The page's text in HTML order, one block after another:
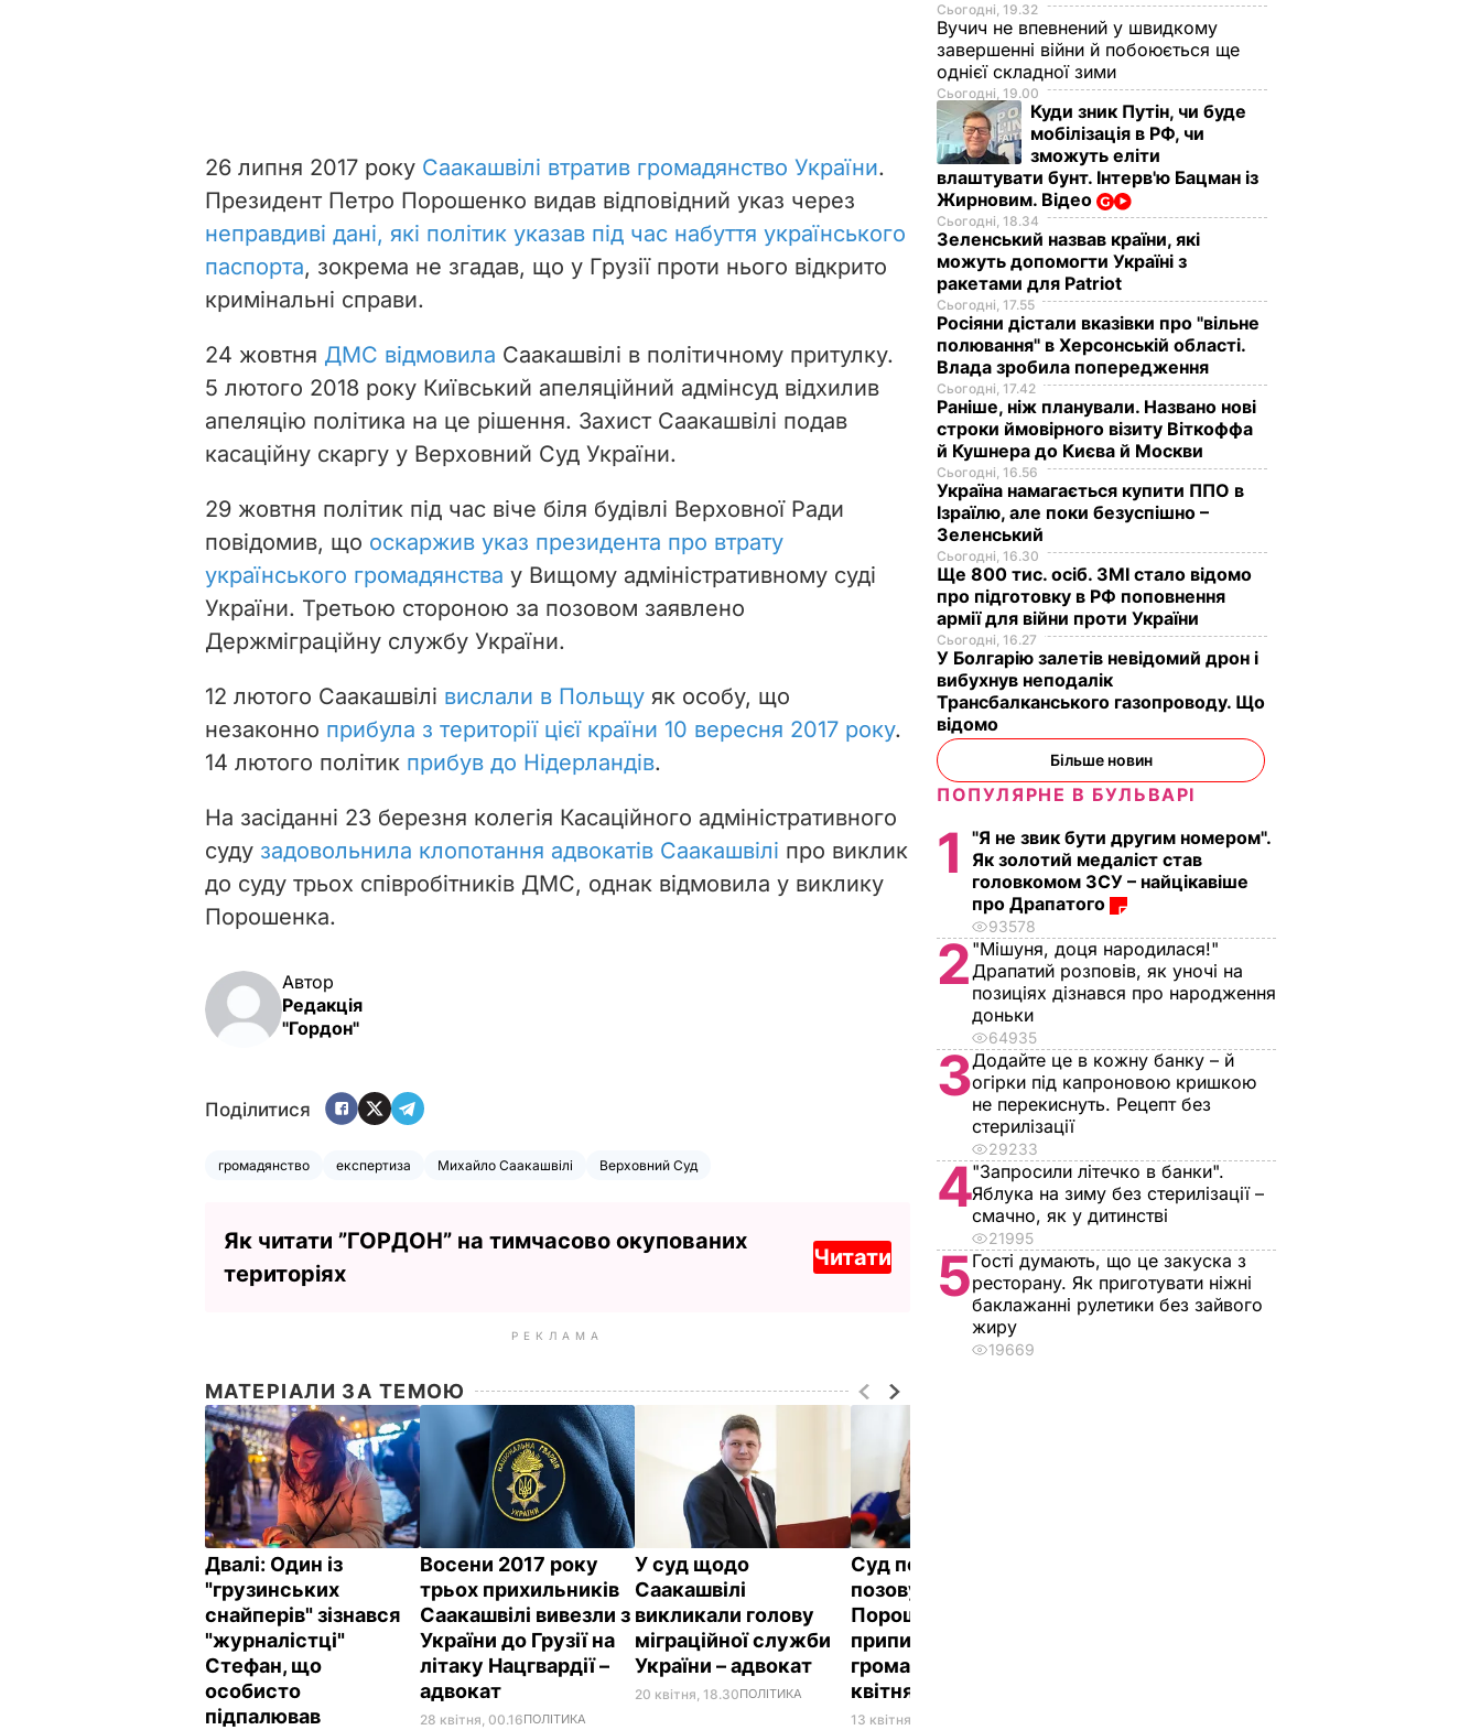
26 липня 2017 року Саакашвілі втратив громадянство України.
Президент Петро Порошенко видав відповідний указ через
неправдиві дані, які політик указав під час набуття українського
паспорта, зокрема не згадав, що у Грузії проти нього відкрито
кримінальні справи.
24 жовтня ДМС відмовила Саакашвілі в політичному притулку.
5 лютого 2018 року Київський апеляційний адмінсуд відхилив
апеляцію політика на це рішення. Захист Саакашвілі подав
касаційну скаргу у Верховний Суд України.
29 жовтня політик під час віче біля будівлі Верховної Ради
повідомив, що оскаржив указ президента про втрату
українського громадянства у Вищому адміністративному суді
України. Третьою стороною за позовом заявлено
Держміграційну службу України.
12 лютого Саакашвілі вислали в Польщу як особу, що
незаконно прибула з території цієї країни 10 вересня 2017 року.
14 лютого політик прибув до Нідерландів.
На засіданні 23 березня колегія Касаційного адміністративного
суду задовольнила клопотання адвокатів Саакашвілі про виклик
до суду трьох співробітників ДМС, однак відмовила у виклику
Порошенка.
Автор
Редакція
"Гордон"
Поділитися
громадянство експертиза Михайло Саакашвілі Верховний Суд
Як читати ”ГОРДОН” на тимчасово окупованих
територіях
Читати
РЕКЛАМА
МАТЕРІАЛИ ЗА ТЕМОЮ
Двалі: Один із
"грузинських
снайперів" зізнався
"журналістці"
Стефан, що
особисто
підпалював
Восени 2017 року
трьох прихильників
Саакашвілі вивезли з
України до Грузії на
літаку Нацгвардії –
адвокат
28 квітня, 00.16ПОЛІТИКА
У суд щодо
Саакашвілі
викликали голову
міграційної служби
України – адвокат
20 квітня, 18.30ПОЛІТИКА
Суд переніс розгляд
позову Саакашвілі до
Порошенка щодо
припинення
громадянства на 20
квітня
13 квітня, 17.50
Сьогодні, 19.32
Вучич не впевнений у швидкому
завершенні війни й побоюється ще
однієї складної зими
Сьогодні, 19.00
Куди зник Путін, чи буде
мобілізація в РФ, чи
зможуть еліти
влаштувати бунт. Інтерв'ю Бацман із
Жирновим. Відео
Сьогодні, 18.34
Зеленський назвав країни, які
можуть допомогти Україні з
ракетами для Patriot
Сьогодні, 17.55
Росіяни дістали вказівки про "вільне
полювання" в Херсонській області.
Влада зробила попередження
Сьогодні, 17.42
Раніше, ніж планували. Названо нові
строки ймовірного візиту Віткоффа
й Кушнера до Києва й Москви
Сьогодні, 16.56
Україна намагається купити ППО в
Ізраїлю, але поки безуспішно –
Зеленський
Сьогодні, 16.30
Ще 800 тис. осіб. ЗМІ стало відомо
про підготовку в РФ поповнення
армії для війни проти України
Сьогодні, 16.27
У Болгарію залетів невідомий дрон і
вибухнув неподалік
Трансбалканського газопроводу. Що
відомо
Більше новин
ПОПУЛЯРНЕ В БУЛЬВАРІ
1
"Я не звик бути другим номером".
Як золотий медаліст став
головкомом ЗСУ – найцікавіше
про Драпатого
93578
2 "Мішуня, доця народилася!"
Драпатий розповів, як уночі на
позиціях дізнався про народження
доньки
64935
3Додайте це в кожну банку – й
огірки під капроновою кришкою
не перекиснуть. Рецепт без
стерилізації
29233
4"Запросили літечко в банки".
Яблука на зиму без стерилізації –
смачно, як у дитинстві
21995
5Гості думають, що це закуска з
ресторану. Як приготувати ніжні
баклажанні рулетики без зайвого
жиру
19669